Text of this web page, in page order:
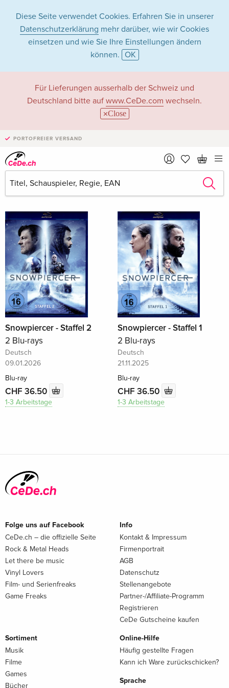
Diese Seite verwendet Cookies. Erfahren Sie in unserer
Datenschutzerklärung mehr darüber, wie wir Cookies
einsetzen und wie Sie Ihre Einstellungen ändern
können. OK
Für Lieferungen ausserhalb der Schweiz und
Deutschland bitte auf www.CeDe.com wechseln.
Close
PORTOFREIER VERSAND
Sheila Vand in Filme
- Alle Formate
Sheila Vand als Schauspieler/in
Alle 65 Treffer anzeigen
Snowpiercer - Staffel 2
2 Blu-rays
Deutsch
09.01.2026
Blu-ray
CHF 36.50
1-3 Arbeitstage
Snowpiercer - Staffel 1
2 Blu-rays
Deutsch
21.11.2025
Blu-ray
CHF 36.50
1-3 Arbeitstage
Folge uns auf Facebook
CeDe.ch – die offizielle Seite
Rock & Metal Heads
Let there be music
Vinyl Lovers
Film- und Serienfreaks
Game Freaks
Info
Kontakt & Impressum
Firmenportrait
AGB
Datenschutz
Stellenangebote
Partner-/Affiliate-Programm
Registrieren
CeDe Gutscheine kaufen
Sortiment
Musik
Filme
Games
Bücher
Online-Hilfe
Häufig gestellte Fragen
Kann ich Ware zurückschicken?
Sprache